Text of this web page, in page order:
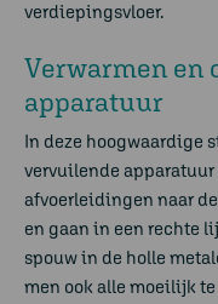
verdiepingsvloer.
Verwarmen en
apparatuur
In deze hoogwaardige
vervuilende apparatuur
afvoerleidingen naar
en gaan in een rechte
spouw in de holle
men ook alle moeilijk